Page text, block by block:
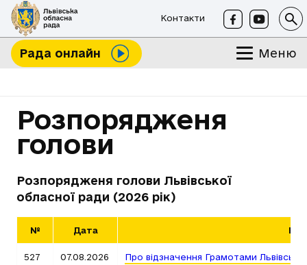
Контакти
Рада онлайн Меню
Розпорядженя
голови
Розпорядженя голови Львівської
обласної ради (2026 рік)
№ Дата
527 07.08.2026 Про відзначення Грамотами